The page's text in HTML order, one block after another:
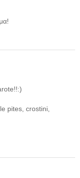
pites, crostini,